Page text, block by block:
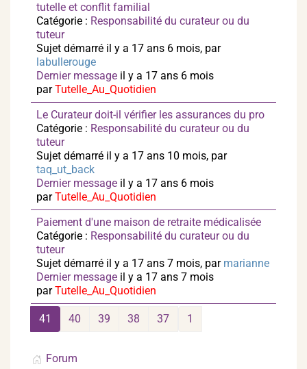
tutelle et conflit familial
Catégorie : Responsabilité du curateur ou du
tuteur
Sujet démarré il y a 17 ans 6 mois, par
labullerouge
Dernier message il y a 17 ans 6 mois
parTutelle_Au_Quotidien
Le Curateur doit-il vérifier les assurances du pro
Catégorie : Responsabilité du curateur ou du
tuteur
Sujet démarré il y a 17 ans 10 mois, par
taq_ut_back
Dernier message il y a 17 ans 6 mois
parTutelle_Au_Quotidien
Paiement d'une maison de retraite médicalisée
Catégorie : Responsabilité du curateur ou du
tuteur
Sujet démarré il y a 17 ans 7 mois, par marianne
Dernier message il y a 17 ans 7 mois
parTutelle_Au_Quotidien
1
37
38
39
40
41
Forum